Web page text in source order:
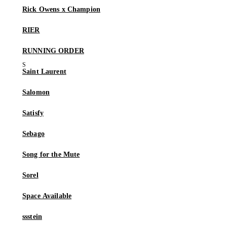
Rick Owens x Champion
RIER
RUNNING ORDER
Saint Laurent
Salomon
Satisfy
Sebago
Song for the Mute
Sorel
Space Available
ssstein